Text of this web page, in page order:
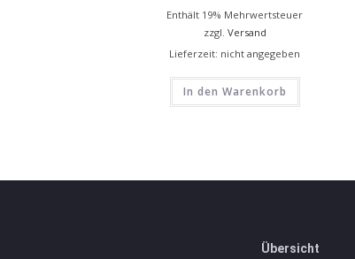
Enthält 19% Mehrwertsteuer
zzgl. Versand
Lieferzeit: nicht angegeben
In den Warenkorb
Übersicht